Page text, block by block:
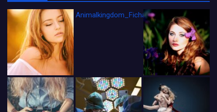
Animalkingdom_FichaCine